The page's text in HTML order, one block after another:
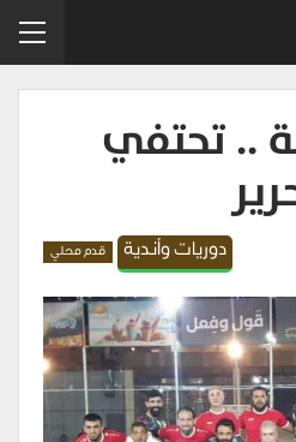
.. تحتفي
دوريات وأندية قدم محلي